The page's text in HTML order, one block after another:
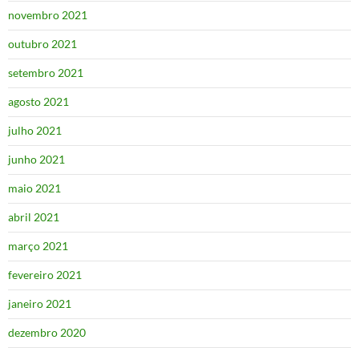
novembro 2021
outubro 2021
setembro 2021
agosto 2021
julho 2021
junho 2021
maio 2021
abril 2021
março 2021
fevereiro 2021
janeiro 2021
dezembro 2020